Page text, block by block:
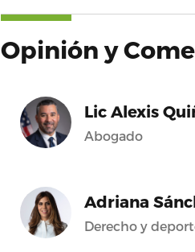
Opinión y
Lic Alexis
Abogado
Adriana
Derecho y